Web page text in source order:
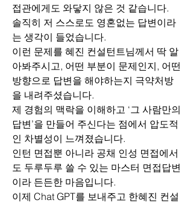
접관에게도 와닿지 않은 것 같습니다.
솔직히 저 스스로도 영혼없는 답변이라
는 생각이 들었습니다.
이런 문제를 혜진 컨설턴트님께서 딱 알
아봐주시고, 어떤 부분이 문제인지, 어떤
방향으로 답변을 해야하는지 극약처방
을 내려주셨습니다.
제 경험의 맥락을 이해하고 ‘그 사람만의
답변’을 만들어 주신다는 점에서 압도적
인 차별성이 느껴졌습니다.
인턴 면접뿐 아니라 공채 인성 면접에서
도 두루두루 쓸 수 있는 마스터 면접답변
이라 든든한 마음입니다.
이제 Chat GPT를 보내주고 한혜진 컨설